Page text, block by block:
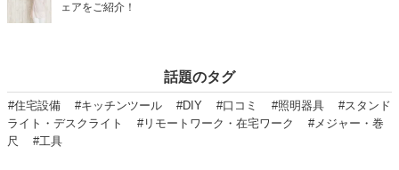
ェアをご紹介！
話題のタグ
#住宅設備 #キッチンツール #DIY #口コミ #照明器具
#スタンド
ライト・デスクライト
#リモートワーク・在宅ワーク
#メジャー・巻
尺
#工具